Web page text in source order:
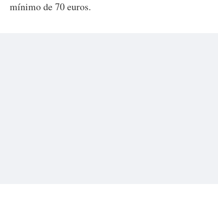
mínimo de 70 euros.